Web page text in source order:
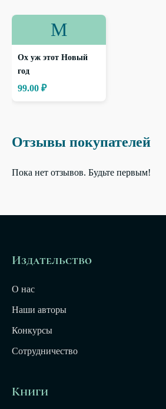
М
Ох уж этот Новый
год
99.00 ₽
Отзывы покупателей
Пока нет отзывов. Будьте первым!
Издательство
О нас
Наши авторы
Конкурсы
Сотрудничество
Книги